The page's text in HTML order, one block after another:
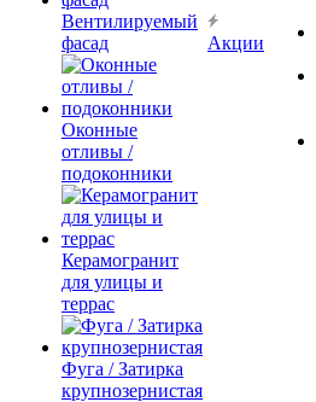
Вентилируемый
фасад
Оконные
отливы /
подоконники
Керамогранит
для улицы и
террас
Фуга / Затирка
крупнозернистая
Акции